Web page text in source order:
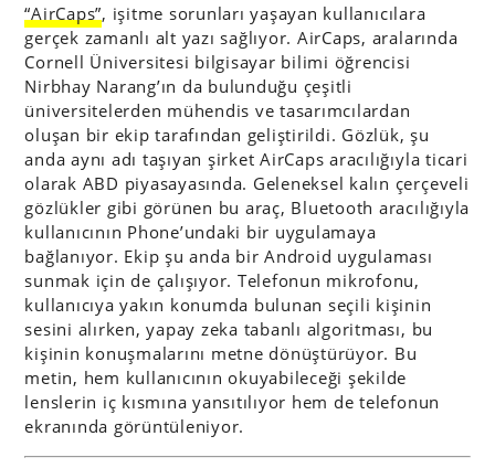
“AirCaps”, işitme sorunları yaşayan kullanıcılara
gerçek zamanlı alt yazı sağlıyor. AirCaps, aralarında
Cornell Üniversitesi bilgisayar bilimi öğrencisi
Nirbhay Narang’ın da bulunduğu çeşitli
üniversitelerden mühendis ve tasarımcılardan
oluşan bir ekip tarafından geliştirildi. Gözlük, şu
anda aynı adı taşıyan şirket AirCaps aracılığıyla ticari
olarak ABD piyasayasında. Geleneksel kalın çerçeveli
gözlükler gibi görünen bu araç, Bluetooth aracılığıyla
kullanıcının Phone’undaki bir uygulamaya
bağlanıyor. Ekip şu anda bir Android uygulaması
sunmak için de çalışıyor. Telefonun mikrofonu,
kullanıcıya yakın konumda bulunan seçili kişinin
sesini alırken, yapay zeka tabanlı algoritması, bu
kişinin konuşmalarını metne dönüştürüyor. Bu
metin, hem kullanıcının okuyabileceği şekilde
lenslerin iç kısmına yansıtılıyor hem de telefonun
ekranında görüntüleniyor.